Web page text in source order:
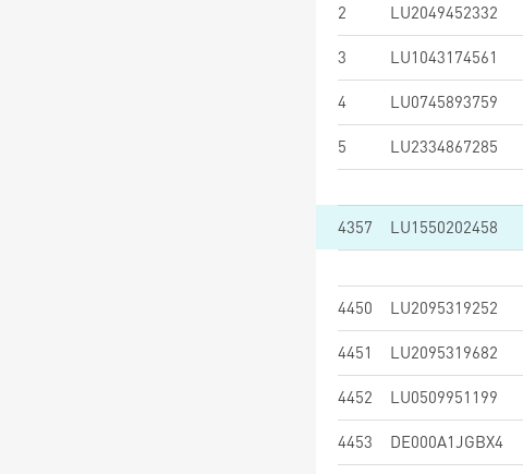
2 LU2049452332
3 LU1043174561
4 LU0745893759
5 LU2334867285
4357 LU1550202458
4450 LU2095319252
4451 LU2095319682
4452 LU0509951199
4453 DE000A1JGBX4